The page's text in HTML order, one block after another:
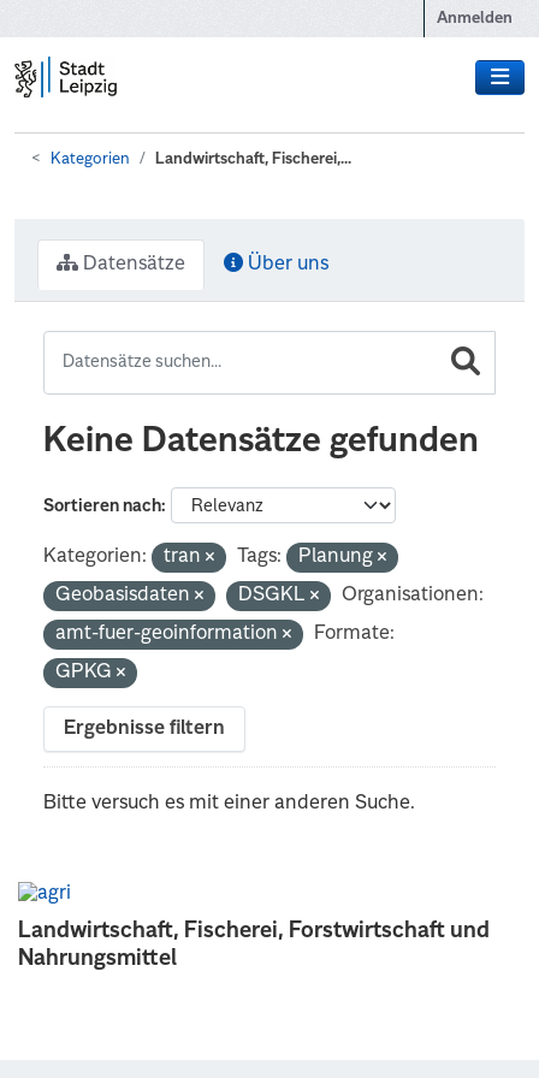
Anmelden
Kategorien Landwirtschaft, Fischerei,...
Landwirtschaft, Fischerei, Forstwirtschaft und
Nahrungsmittel
Datensätze Über uns
Keine Datensätze gefunden
Sortieren nach
Kategorien: tran Tags:
Planung
Geobasisdaten
DSGKL
Organisationen:
amt-fuer-geoinformation
Formate:
GPKG
Ergebnisse filtern
Bitte versuch es mit einer anderen Suche.